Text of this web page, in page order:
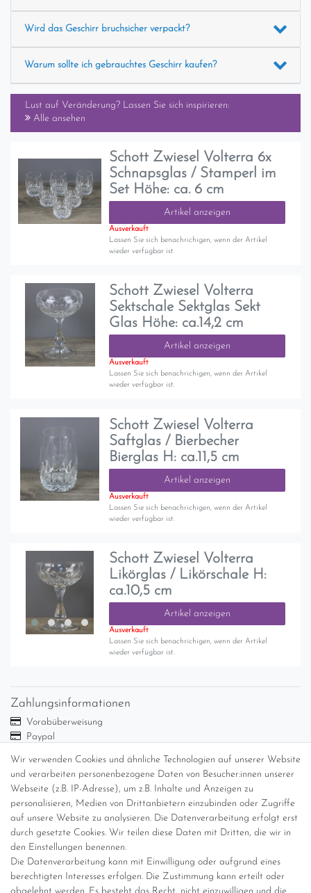
Wird das Geschirr bruchsicher verpackt?
Warum sollte ich gebrauchtes Geschirr kaufen?
Lust auf Veränderung? Lassen Sie sich inspirieren:
Alle ansehen
Schott Zwiesel Volterra 6x
Schnapsglas / Stamperl im
Set Höhe: ca. 6 cm
Artikel anzeigen
Ausverkauft
Lassen Sie sich benachrichigen, wenn der Artikel
wieder verfügbar ist.
Schott Zwiesel Volterra
Sektschale Sektglas Sekt
Glas Höhe: ca.14,2 cm
Artikel anzeigen
Ausverkauft
Lassen Sie sich benachrichigen, wenn der Artikel
wieder verfügbar ist.
Schott Zwiesel Volterra
Saftglas / Bierbecher
Bierglas H: ca.11,5 cm
Artikel anzeigen
Ausverkauft
Lassen Sie sich benachrichigen, wenn der Artikel
wieder verfügbar ist.
Schott Zwiesel Volterra
Likörglas / Likörschale H:
ca.10,5 cm
Artikel anzeigen
Ausverkauft
Lassen Sie sich benachrichigen, wenn der Artikel
wieder verfügbar ist.
Wir verwenden Cookies und ähnliche Technologien auf unserer Website
und verarbeiten personenbezogene Daten von Besucher:innen unserer
Webseite (z.B. IP-Adresse), um z.B. Inhalte und Anzeigen zu
personalisieren, Medien von Drittanbietern einzubinden oder Zugriffe
auf unsere Website zu analysieren. Die Datenverarbeitung erfolgt erst
durch gesetzte Cookies. Wir teilen diese Daten mit Dritten, die wir in
den Einstellungen benennen.
Die Datenverarbeitung kann mit Einwilligung oder aufgrund eines
berechtigten Interesses erfolgen. Die Zustimmung kann erteilt oder
Zahlungsinformationen
Vorabüberweisung
Paypal
Versandinformationen
Versand per GLS (6,90 Euro) oder DHL (8,49 Euro ) inkl. MwSt.
(innerhalb Deutschlands)
kostenfreie Lieferung ab 150 Euro Warenwert (innerhalb
Deutschlands)
Übersicht Internationale Versandkosten